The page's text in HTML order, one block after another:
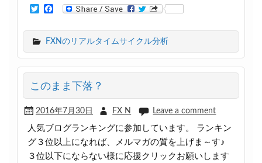
T
t
e
r
F
e
b
o
o
k
FXNのリアルタイムサイクル分析
このまま下落？
2016年7月30日 FX N Leave a comment
人気ブログランキングに参加しています。 ランキン
グ３位以上になれば、メルマガの質を上げま～す♪
３位以下にならない様に応援クリックお願いします